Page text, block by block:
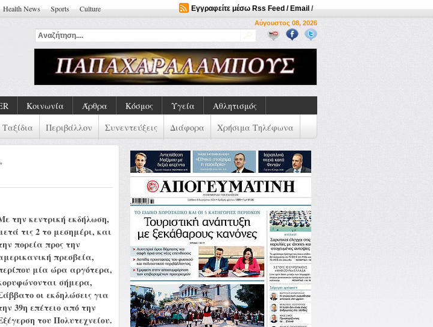
Health News Sports Culture Εγγραφείτε μέσω Rss Feed / Email /
Αύγουστος 08, 2026
Κοινωνία Άρθρα Κόσμος Υγεία
Αθλητισμός
Ταξίδια Περιβάλλον Συνεντεύξεις Διάφορα Χρήσιμα Τηλέφωνα
την κεντρική εκδήλωση,
τις 2 το μεσημέρι, και
πορεία προς την
πρεσβεία,
μία ώρα αργότερα,
σήμερα,
οι εκδηλώσεις για
39η επέτειο από την
του Πολυτεχνείου.